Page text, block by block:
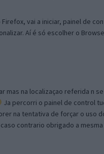
vai a iniciar, painel de
Aí é só escolher o
mas na localizaçao referida n
Ja percorri o painel de control
na tentativa de forçar o uso
contrario obrigado a mesma